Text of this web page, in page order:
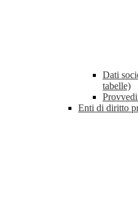
Dati
tabelle)
Enti di diritto